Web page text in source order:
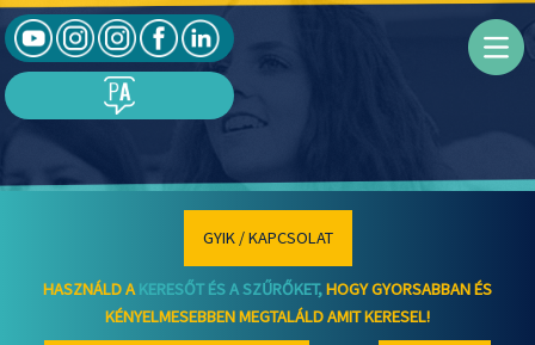
GYIK / KAPCSOLAT
HASZNÁLD AKERESŐT ÉS A SZŰRŐKET,HOGY GYORSABBAN ÉS
KÉNYELMESEBBEN MEGTALÁLD AMIT KERESEL!